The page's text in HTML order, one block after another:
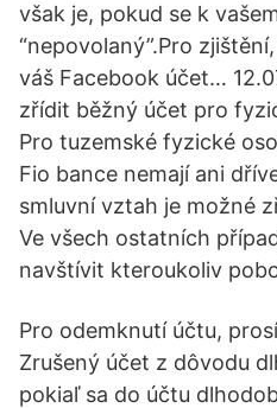
však je, pokud se k
“nepovolaný”.Pro
váš Facebook účet…
zřídit běžný účet pro
Pro tuzemské fyzické
Fio bance nemají ani
smluvní vztah je možné
Ve všech ostatních
navštívit kteroukoliv
Pro odemknutí účtu,
Zrušený účet z dôvodu
pokiaľ sa do účtu